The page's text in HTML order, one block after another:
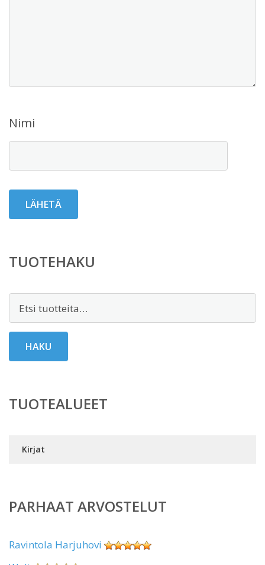
Nimi
TUOTEHAKU
HAKU
TUOTEALUEET
Kirjat
PARHAAT ARVOSTELUT
Ravintola Harjuhovi